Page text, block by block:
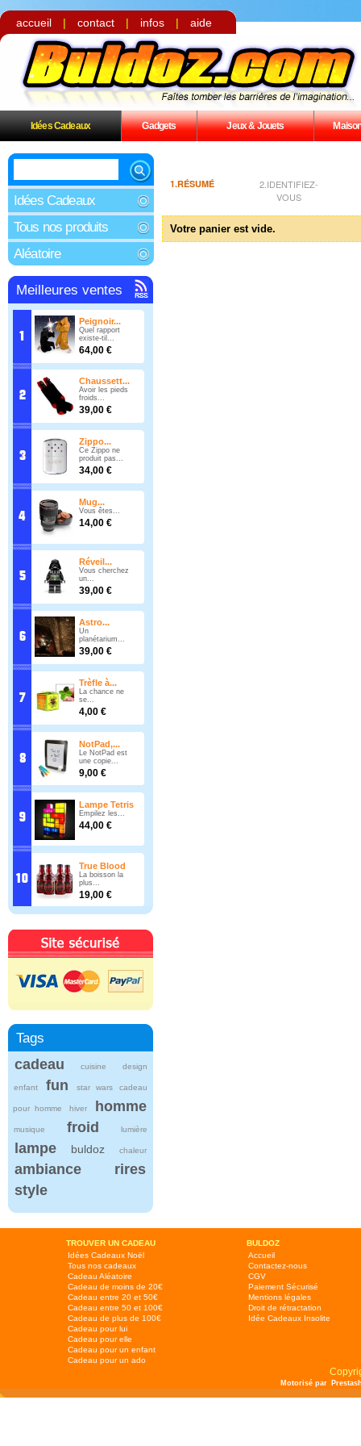
accueil | contact | infos | aide
Idées Cadeaux Gadgets Jeux & Jouets
Idées Cadeaux
Tous nos produits
Aléatoire
Meilleures ventes
Peignoir...
Quel rapport
existe-til...
64,00 €
Chaussett...
Avoir les pieds
froids...
39,00 €
Zippo...
Ce Zippo ne
produit pas...
34,00 €
Mug...
Vous êtes...
14,00 €
Réveil...
Vous cherchez
un...
39,00 €
Astro...
Un
planétarium...
39,00 €
Trèfle à...
La chance ne
se...
4,00 €
NotPad,...
Le NotPad est
une copie...
9,00 €
Lampe Tetris
Empilez les...
44,00 €
True Blood
La boisson la
plus...
19,00 €
Tags
cadeau cuisine design
enfant fun star wars cadeau
pour homme hiver homme
musique froid lumière
lampe buldoz chaleur
ambiance
rires
style
1.RÉSUMÉ
2.IDENTIFIEZ-
VOUS
Votre panier est vide.
TROUVER UN CADEAU
BULDOZ
Idées Cadeaux Noël
Tous nos cadeaux
Cadeau Aléatoire
Cadeau de moins de 20€
Cadeau entre 20 et 50€
Cadeau entre 50 et 100€
Cadeau de plus de 100€
Cadeau pour lui
Cadeau pour elle
Cadeau pour un enfant
Cadeau pour un ado
Accueil
Contactez-nous
CGV
Paiement Sécurisé
Mentions légales
Droit de rétractation
Idée Cadeaux Insolite
Motorisé par